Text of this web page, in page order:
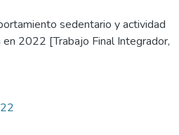
sedentario y actividad
2022 [Trabajo Final Integrador,